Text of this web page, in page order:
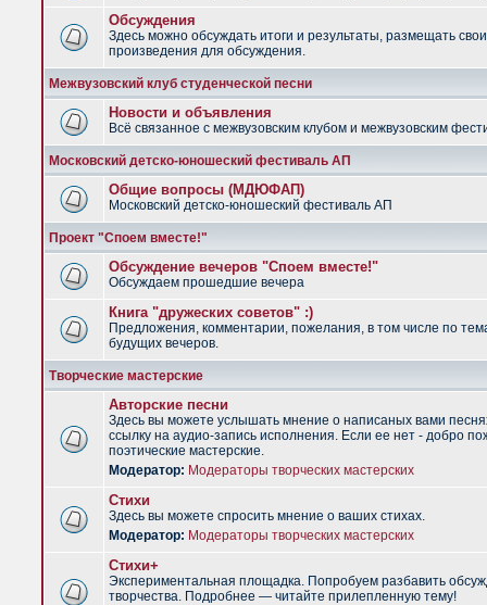
Обсуждения
Здесь можно обсуждать итоги и результаты, размещать
произведения для обсуждения.
Межвузовский клуб студенческой песни
Новости и объявления
Всё связанное с межвузовским клубом и межвузовским
Московский детско-юношеский фестиваль АП
Общие вопросы (МДЮФАП)
Московский детско-юношеский фестиваль АП
Проект "Споем вместе!"
Обсуждение вечеров "Споем вместе!"
Обсуждаем прошедшие вечера
Книга "дружеских советов" :)
Предложения, комментарии, пожелания, в том числе по
будущих вечеров.
Творческие мастерские
Авторские песни
Здесь вы можете услышать мнение о написаных вами
ссылку на аудио-запись исполнения. Если ее нет - добро
поэтические мастерские.
Модератор: Модераторы творческих мастерских
Стихи
Здесь вы можете спросить мнение о ваших стихах.
Модератор: Модераторы творческих мастерских
Стихи+
Экспериментальная площадка. Попробуем разбавить
творчества. Подробнее — читайте прилепленную тему!